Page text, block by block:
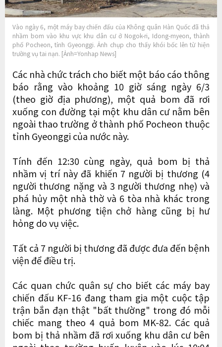
Vào ngày 6, một máy bay chiến đấu của Không quân Hàn Quốc đã thả
nhầm bom vào khu vực khu dân cư ở Nogok-ri, Idong-myeon, thành
phố Pocheon, tỉnh Gyeonggi. Ảnh chụp cho thấy khói bốc lên từ hiện
trường vụ tai nạn. [Ảnh=Yonhap News]
Các nhà chức trách cho biết một báo cáo thông
báo rằng vào khoảng 10 giờ sáng ngày 6/3
(theo giờ địa phương), một quả bom đã rơi
xuống con đường tại một khu dân cư nằm bên
ngoài thao trường ở thành phố Pocheon thuộc
tỉnh Gyeonggi của nước này.
Tính đến 12:30 cùng ngày, quả bom bị thả
nhầm vị trí này đã khiến 7 người bị thương (4
người thương nặng và 3 người thương nhẹ) và
phá hủy một nhà thờ và 6 tòa nhà khác trong
làng. Một phương tiện chở hàng cũng bị hư
hỏng do vụ việc.
Tất cả 7 người bị thương đã được đưa đến bệnh
viện để điều trị.
Các quan chức quân sự cho biết các máy bay
chiến đấu KF-16 đang tham gia một cuộc tập
trận bắn đạn thật "bất thường" trong đó mỗi
chiếc mang theo 4 quả bom MK-82. Các quả
bom bị thả nhầm đã rơi xuống khu dân cư bên